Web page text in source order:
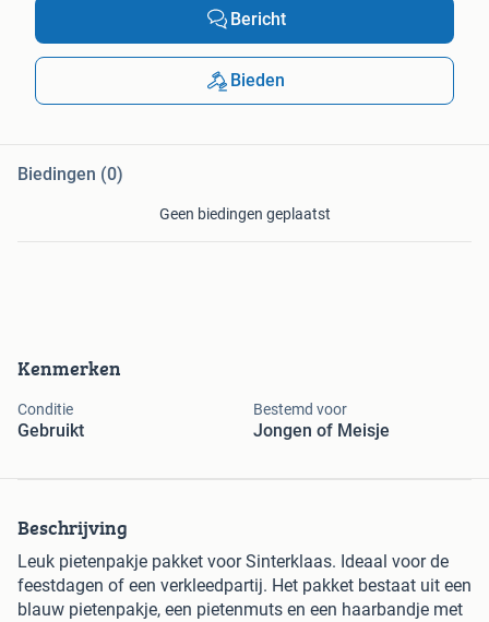
Kenmerken
Conditie
Gebruikt
Bestemd voor
Jongen of Meisje
Beschrijving
Leuk pietenpakje pakket voor Sinterklaas. Ideaal voor de
feestdagen of een verkleedpartij. Het pakket bestaat uit een
blauw pietenpakje, een pietenmuts en een haarbandje met
Bericht
Bieden
Biedingen (0)
Geen biedingen geplaatst